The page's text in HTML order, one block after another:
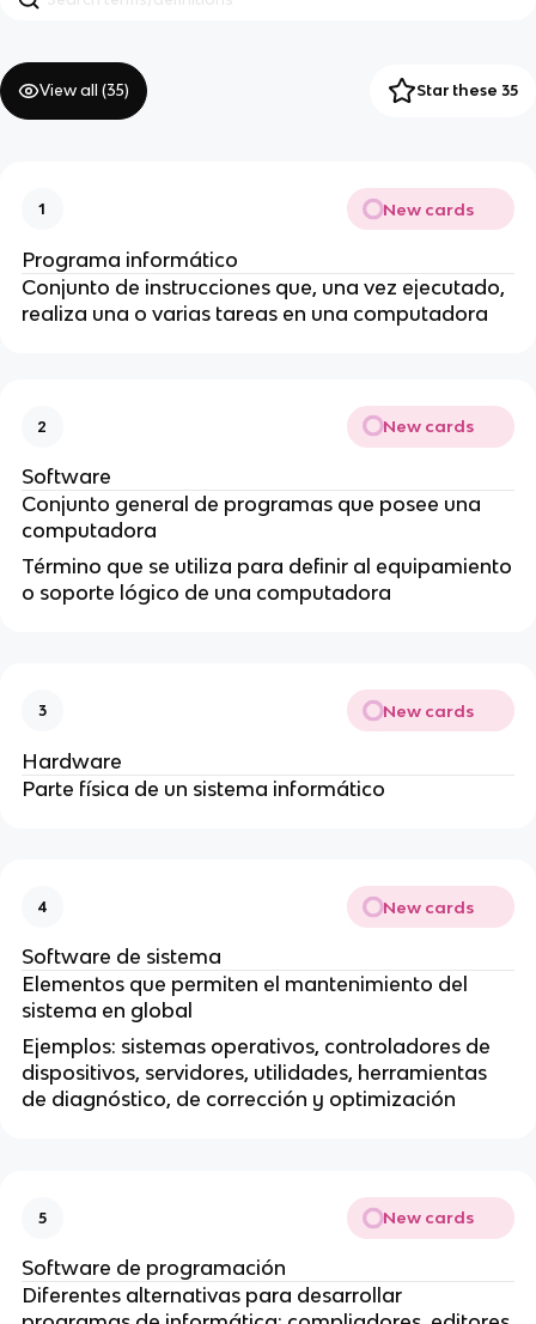
View all (35) Star these 35
1 New cards
Programa informático
Conjunto de instrucciones que, una vez ejecutado,
realiza una o varias tareas en una computadora
2 New cards
Software
Conjunto general de programas que posee una
computadora
Término que se utiliza para definir al equipamiento
o soporte lógico de una computadora
3 New cards
Hardware
Parte física de un sistema informático
4 New cards
Software de sistema
Elementos que permiten el mantenimiento del
sistema en global
Ejemplos: sistemas operativos, controladores de
dispositivos, servidores, utilidades, herramientas
de diagnóstico, de corrección y optimización
5 New cards
Software de programación
Diferentes alternativas para desarrollar